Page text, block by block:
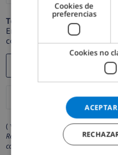
Teléfono *
En caso de que su dirección
correctamente.
( * Los campos marcados con un
Respetamos su privacidad. Sus
compartidos con ninguna otra
Cookies de
preferencias
Cookies no